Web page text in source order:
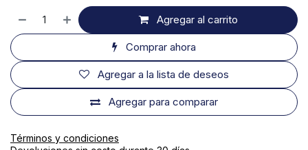
Agregar al carrito
Comprar ahora
Agregar para comparar
Agregar a la lista de deseos
Términos y condiciones